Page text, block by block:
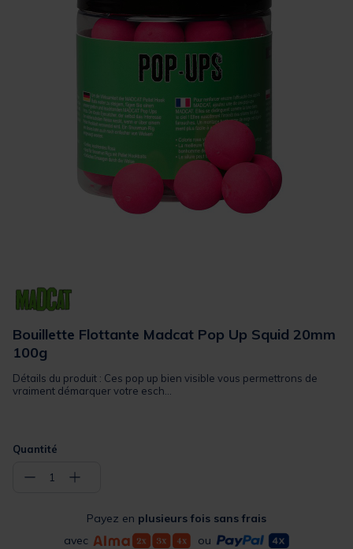
Bouillette Flottante Madcat Pop Up Squid 20mm
100g
Détails du produit : Ces pop up bien visible vous permettrons de
vraiment démarquer votre esch...
Quantité
− 1 +
Payez en plusieurs fois sans frais
avec
ou